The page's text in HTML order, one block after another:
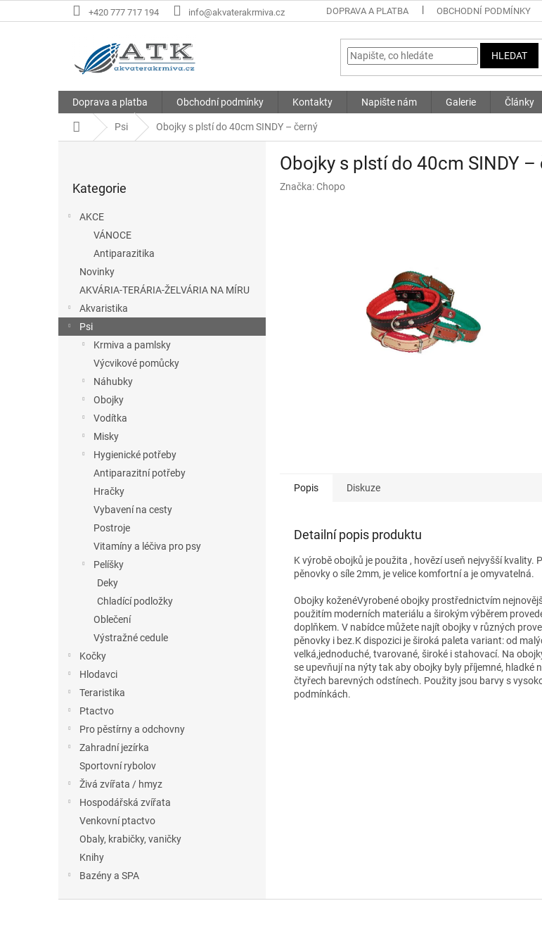
na
+420 777 717 194 info@akvaterakrmiva.cz DOPRAVA A PLATBA OBCHODNÍ PODMÍNKY
HLEDAT
Doprava a platba Obchodní podmínky Kontakty Napište nám Galerie Články
Domů Psi Obojky s plstí do 40cm SINDY – černý
n
e
kategorie
Kategorie
AKCE
VÁNOCE
Antiparazitika
Novinky
AKVÁRIA-TERÁRIA-ŽELVÁRIA NA MÍRU
Akvaristika
Psi
Krmiva a pamlsky
Výcvikové pomůcky
Náhubky
Obojky
Vodítka
Misky
Hygienické potřeby
Antiparazitní potřeby
Hračky
Vybavení na cesty
Postroje
Vitamíny a léčiva pro psy
Pelíšky
Deky
Chladící podložky
Oblečení
Výstražné cedule
Kočky
Hlodavci
Teraristika
Ptactvo
Pro pěstírny a odchovny
Zahradní jezírka
Sportovní rybolov
Živá zvířata / hmyz
Hospodářská zvířata
Venkovní ptactvo
Obaly, krabičky, vaničky
Knihy
Bazény a SPA
Obojky s plstí do 40cm SINDY –
Značka:Chopo
Popis Diskuze
Detailní popis produktu
K výrobě obojků je použita , hovězí useň nejvyšší kvality.
pěnovky o síle 2mm, je velice komfortní a je omyvatelná.
Obojky koženéVyrobené obojky prostřednictvím
použitím moderních materiálu a širokým výběrem
doplňkem. V nabídce můžete najít obojky v různých
pěnovky i bez.K dispozici je široká paleta variant: od
velká,jednoduché, tvarované, široké i stahovací. Na
se upevňují na nýty tak aby obojky byly příjemné, hladké
čtyřech barevných odstínech. Použity jsou barvy s
podmínkách.